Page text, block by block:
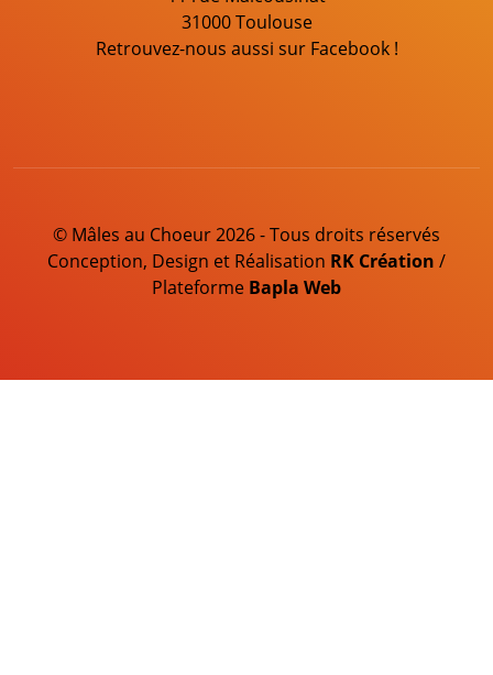
31000 Toulouse
Retrouvez-nous aussi sur Facebook !
© Mâles au Choeur 2026 - Tous droits réservés
Conception, Design et Réalisation RK Création /
Plateforme Bapla Web